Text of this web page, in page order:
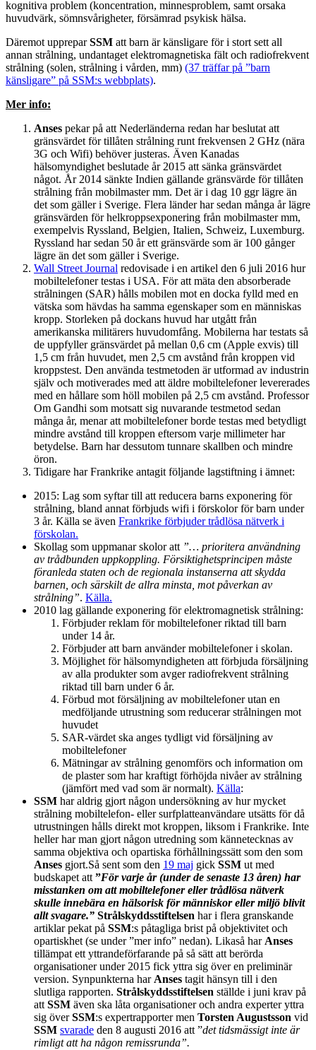
kognitiva problem (koncentration, minnesproblem, samt orsaka
huvudvärk, sömnsvårigheter, försämrad psykisk hälsa.
Däremot uppreparSSM att barn är känsligare för i stort sett all
annan strålning, undantaget elektromagnetiska fält och radiofrekvent
strålning (solen, strålning i vården, mm) (37 träffar på ”barn
känsligare” på SSM:s webbplats).
Mer info:
Anses pekar på att Nederländerna redan har beslutat att
gränsvärdet för tillåten strålning runt frekvensen 2 GHz (nära
3G och Wifi) behöver justeras. Även Kanadas
hälsomyndighet beslutade år 2015 att sänka gränsvärdet
något. År 2014 sänkte Indien gällande gränsvärde för tillåten
strålning från mobilmaster mm. Det är i dag 10 ggr lägre än
det som gäller i Sverige. Flera länder har sedan många år lägre
gränsvärden för helkroppsexponering från mobilmaster mm,
exempelvis Ryssland, Belgien, Italien, Schweiz, Luxemburg.
Ryssland har sedan 50 år ett gränsvärde som är 100 gånger
lägre än det som gäller i Sverige.
Wall Street Journal redovisade i en artikel den 6 juli 2016 hur
mobiltelefoner testas i USA. För att mäta den absorberade
strålningen (SAR) hålls mobilen mot en docka fylld med en
vätska som hävdas ha samma egenskaper som en människas
kropp. Storleken på dockans huvud har utgått från
amerikanska militärers huvudomfång. Mobilerna har testats så
de uppfyller gränsvärdet på mellan 0,6 cm (Apple exvis) till
1,5 cm från huvudet, men 2,5 cm avstånd från kroppen vid
kroppstest. Den använda testmetoden är utformad av industrin
själv och motiverades med att äldre mobiltelefoner levererades
med en hållare som höll mobilen på 2,5 cm avstånd. Professor
Om Gandhi som motsatt sig nuvarande testmetod sedan
många år, menar att mobiltelefoner borde testas med betydligt
mindre avstånd till kroppen eftersom varje millimeter har
betydelse. Barn har dessutom tunnare skallben och mindre
öron.
Tidigare har Frankrike antagit följande lagstiftning i ämnet:
2015: Lag som syftar till att reducera barns exponering för
strålning, bland annat förbjuds wifi i förskolor för barn under
3 år. Källa se även Frankrike förbjuder trådlösa nätverk i
förskolan.
Skollag som uppmanar skolor att ”… prioritera användning
av trådbunden uppkoppling. Försiktighetsprincipen måste
föranleda staten och de regionala instanserna att skydda
barnen, och särskilt de allra minsta, mot påverkan av
strålning”. Källa.
2010 lag gällande exponering för elektromagnetisk strålning:
Förbjuder reklam för mobiltelefoner riktad till barn
under 14 år.
Förbjuder att barn använder mobiltelefoner i skolan.
Möjlighet för hälsomyndigheten att förbjuda försäljning
av alla produkter som avger radiofrekvent strålning
riktad till barn under 6 år.
Förbud mot försäljning av mobiltelefoner utan en
medföljande utrustning som reducerar strålningen mot
huvudet
SAR-värdet ska anges tydligt vid försäljning av
mobiltelefoner
Mätningar av strålning genomförs och information om
de plaster som har kraftigt förhöjda nivåer av strålning
(jämfört med vad som är normalt). Källa:
SSM har aldrig gjort någon undersökning av hur mycket
strålning mobiltelefon- eller surfplatteanvändare utsätts för då
utrustningen hålls direkt mot kroppen, liksom i Frankrike. Inte
heller har man gjort någon utredning som kännetecknas av
samma objektiva och opartiska förhållningssätt som den som
Anses gjort.Så sent som den 19 maj gick SSM ut med
budskapet att ”För varje år (under de senaste 13 åren) har
misstanken om att mobiltelefoner eller trådlösa nätverk
skulle innebära en hälsorisk för människor eller miljö blivit
allt svagare.” Strålskyddsstiftelsen har i flera granskande
artiklar pekat på SSM:s påtagliga brist på objektivitet och
opartiskhet (se under ”mer info” nedan). Likaså har Anses
tillämpat ett yttrandeförfarande på så sätt att berörda
organisationer under 2015 fick yttra sig över en preliminär
version. Synpunkterna har Anses tagit hänsyn till i den
slutliga rapporten. Strålskyddsstiftelsen ställde i juni krav på
att SSM även ska låta organisationer och andra experter yttra
sig överSSM:s expertrapporter men Torsten Augustsson vid
SSM svarade den 8 augusti 2016 att ”det tidsmässigt inte är
rimligt att ha någon remissrunda”.